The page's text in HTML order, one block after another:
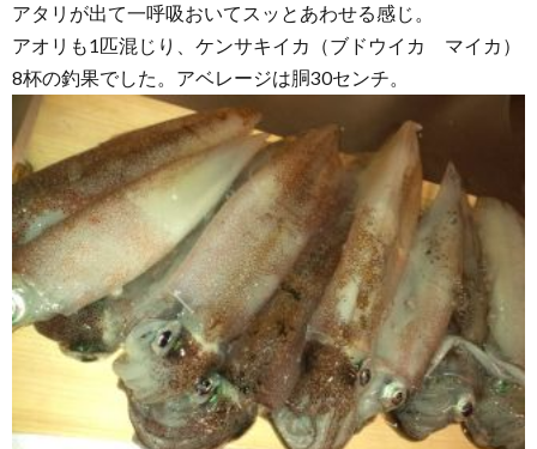
アタリが出て一呼吸おいてスッとあわせる感じ。
アオリも1匹混じり、ケンサキイカ（ブドウイカ マイカ）
8杯の釣果でした。アベレージは胴30センチ。